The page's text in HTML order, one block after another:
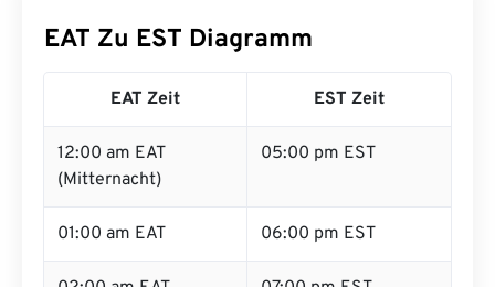
EAT Zu EST Diagramm
EAT Zeit EST Zeit
12:00 am EAT
(Mitternacht)
05:00 pm EST
01:00 am EAT 06:00 pm EST